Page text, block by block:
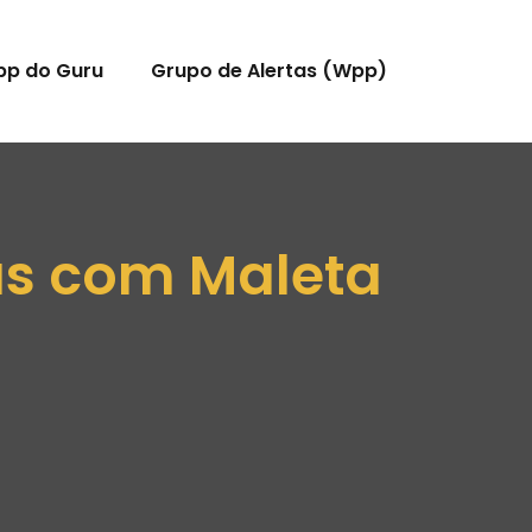
do Guru Grupo de Alertas (Wpp)
com Maleta